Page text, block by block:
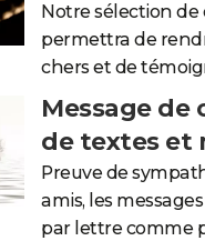
Notre sélection
permettra de
chers et de
Message de
de textes et
Preuve de
amis, les
par lettre comme